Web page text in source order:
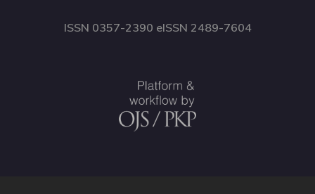
ISSN 0357-2390 eISSN 2489-7604